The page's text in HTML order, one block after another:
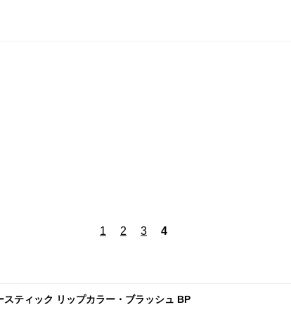
1 2 3 4
ティック リップカラー・ブラッシュ BP